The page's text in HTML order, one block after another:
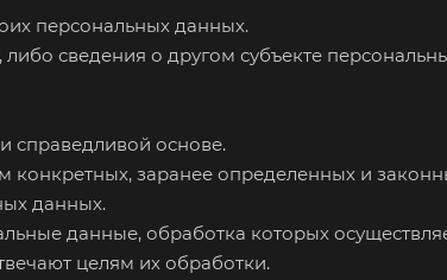
персональных данных.
сведения о другом субъекте
справедливой основе.
заранее определенных и
данных.
данные, обработка которых
целям их обработки.